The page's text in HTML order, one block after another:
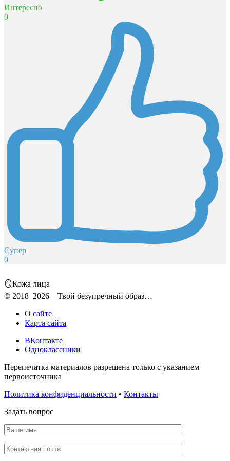
Интересно
0
Супер
0
🪞Кожа лица
© 2018–2026 – Твой безупречный образ…
О сайте
Карта сайта
ВКонтакте
Одноклассники
Перепечатка материалов разрешена только с указанием
первоисточника
Политика конфиденциальности • Контакты
Задать вопрос